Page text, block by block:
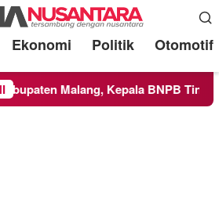
Ekonomi Politik Otomotif
Kepala BNPB Tinjau